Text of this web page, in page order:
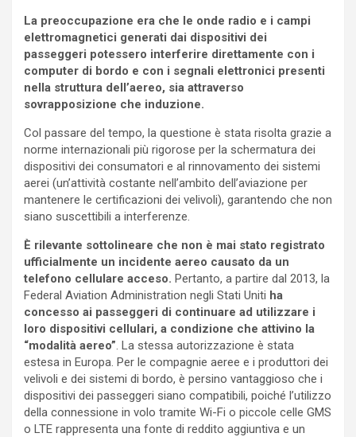
La preoccupazione era che le onde radio e i campi
elettromagnetici generati dai dispositivi dei
passeggeri potessero interferire direttamente con i
computer di bordo e con i segnali elettronici presenti
nella struttura dell’aereo, sia attraverso
sovrapposizione che induzione.
Col passare del tempo, la questione è stata risolta grazie a
norme internazionali più rigorose per la schermatura dei
dispositivi dei consumatori e al rinnovamento dei sistemi
aerei (un’attività costante nell’ambito dell’aviazione per
mantenere le certificazioni dei velivoli), garantendo che non
siano suscettibili a interferenze.
È rilevante sottolineare che non è mai stato registrato
ufficialmente un incidente aereo causato da un
telefono cellulare acceso. Pertanto, a partire dal 2013, la
Federal Aviation Administration negli Stati Uniti ha
concesso ai passeggeri di continuare ad utilizzare i
loro dispositivi cellulari, a condizione che attivino la
“modalità aereo”. La stessa autorizzazione è stata
estesa in Europa. Per le compagnie aeree e i produttori dei
velivoli e dei sistemi di bordo, è persino vantaggioso che i
dispositivi dei passeggeri siano compatibili, poiché l’utilizzo
della connessione in volo tramite Wi-Fi o piccole celle GMS
o LTE rappresenta una fonte di reddito aggiuntiva e un